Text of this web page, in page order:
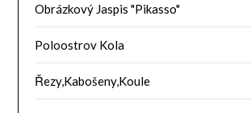
Obrázkový Jaspis "Pikasso"
Poloostrov Kola
Řezy,Kabošeny,Koule